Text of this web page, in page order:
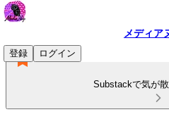
メディア
登録
ログイン
Substackで気が